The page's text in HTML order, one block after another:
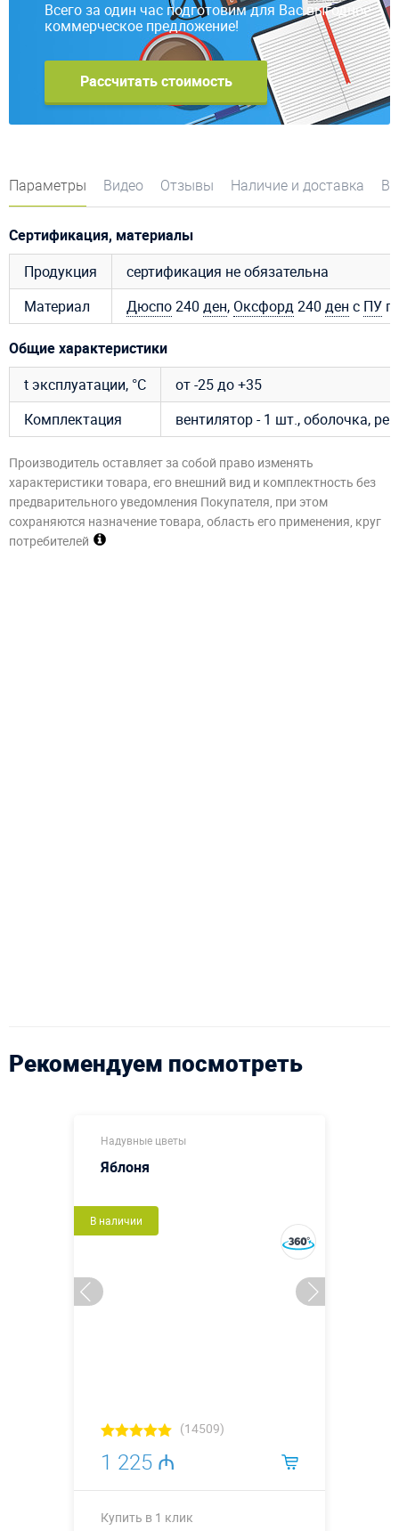
Всего за один час подготовим для Вас выгодное
коммерческое предложение!
Рассчитать стоимость
Параметры Видео Отзывы Наличие и доставка
Сертификация, материалы
Продукция
сертификация не обязательна
Материал
Дюспо240 ден, Оксфорд240 ден с ПУ
Общие характеристики
t эксплуатации, °C
от -25 до +35
Комплектация
вентилятор - 1 шт., оболочка,
Производитель оставляет за собой право изменять
характеристики товара, его внешний вид и комплектность без
предварительного уведомления Покупателя, при этом
сохраняются назначение товара, область его применения, круг
потребителей
Рекомендуем посмотреть
Надувные цветы
Яблоня
В наличии
(14509)
1 225 ₼
Купить в 1 клик